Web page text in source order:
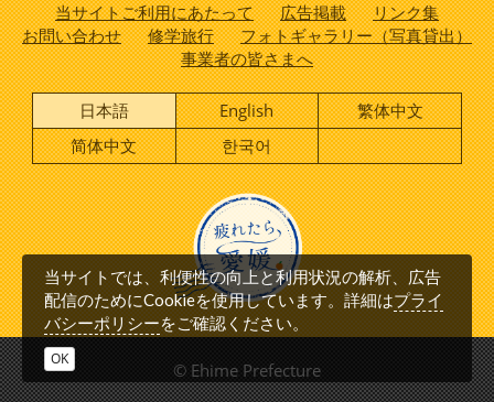
当サイトご利用にあたって 広告掲載
リンク集
お問い合わせ
修学旅行
フォトギャラリー（写真貸出）
事業者の皆さまへ
日本語 English
繁体中文
简体中文
한국어
© Ehime Prefecture
当サイトでは、利便性の向上と利用状況の解析、広告
配信のためにCookieを使用しています。詳細はプライ
バシーポリシーをご確認ください。
OK